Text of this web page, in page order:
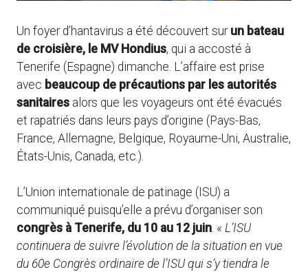
Un foyer d’hantavirus a été découvert surun bateau
de croisière, le MV Hondius, qui a accosté à
Tenerife (Espagne) dimanche. L’affaire est prise
avec beaucoup de précautions par les autorités
sanitaires alors que les voyageurs ont été évacués
et rapatriés dans leurs pays d’origine (Pays-Bas,
France, Allemagne, Belgique, Royaume-Uni, Australie,
États-Unis, Canada, etc.).
L’Union internationale de patinage (ISU) a
communiqué puisqu’elle a prévu d’organiser son
congrès à Tenerife, du 10 au 12 juin. « L’ISU
continuera de suivre l’évolution de la situation en vue
du 60e Congrès ordinaire de l’ISU qui s’y tiendra le